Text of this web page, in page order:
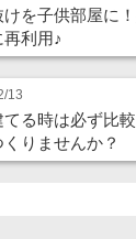
けを子供部屋に
利用♪
13
てる時は必ず比
りませんか？